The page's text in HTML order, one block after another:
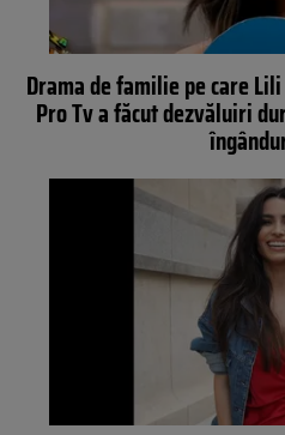
Drama de familie pe care
Pro Tv a făcut dezvăluiri